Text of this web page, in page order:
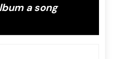
a song